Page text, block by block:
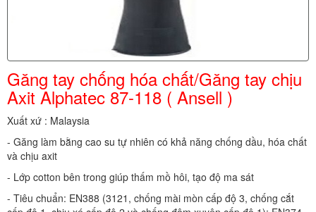
Găng tay chống hóa chất/Găng tay chịu
Axit Alphatec 87-118 ( Ansell )
Xuất xứ : Malaysia
- Găng làm bằng cao su tự nhiên có khả năng chống dầu, hóa chất
và chịu axit
- Lớp cotton bên trong giúp thấm mồ hôi, tạo độ ma sát
- Tiêu chuẩn: EN388 (3121, chống mài mòn cấp độ 3, chống cắt